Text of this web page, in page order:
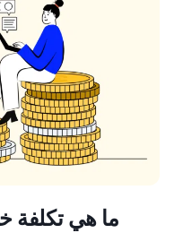
ما هي تكلفة خط